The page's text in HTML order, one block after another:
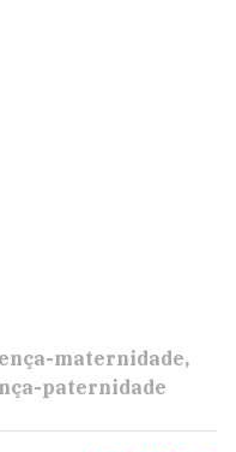
maternidade
paternidade